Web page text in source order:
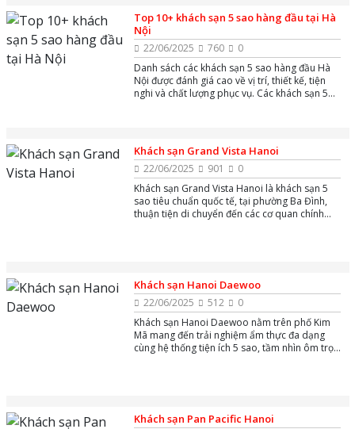
Top 10+ khách sạn 5 sao hàng đầu tại Hà
Nội
22/06/2025 760
0
Danh sách các khách sạn 5 sao hàng đầu Hà
Nội được đánh giá cao về vị trí, thiết kế, tiện
nghi và chất lượng phục vụ. Các khách sạn 5
khách trong nước và quốc tế
Khách sạn Grand Vista Hanoi
22/06/2025 901
0
Khách sạn Grand Vista Hanoi là khách sạn 5
sao tiêu chuẩn quốc tế, tại phường Ba Đình,
thuận tiện di chuyển đến các cơ quan chính
Khách sạn Hanoi Daewoo
22/06/2025 512
0
Khách sạn Hanoi Daewoo nằm trên phố Kim
Mã mang đến trải nghiệm ẩm thực đa dạng
cùng hệ thống tiện ích 5 sao, tầm nhìn ôm trọn
Khách sạn Pan Pacific Hanoi